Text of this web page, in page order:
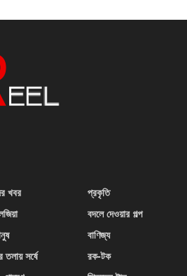
খবর
তলায় সর্ষে
প্রকৃতি
বদলে দেওয়ার গল্প
বাণিজ্য
রক-টক